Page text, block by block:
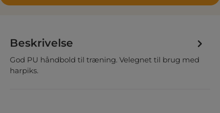
Beskrivelse
God PU håndbold til træning. Velegnet til brug med
harpiks.